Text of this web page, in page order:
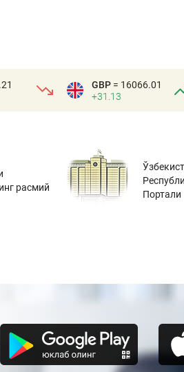
GBP = 16066.01
+31.13
расмий
Портали